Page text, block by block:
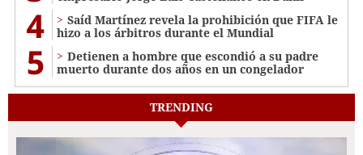
4
Saíd Martínez revela la prohibición que FIFA le
hizo a los árbitros durante el Mundial
5
Detienen a hombre que escondió a su padre
muerto durante dos años en un congelador
TRENDING